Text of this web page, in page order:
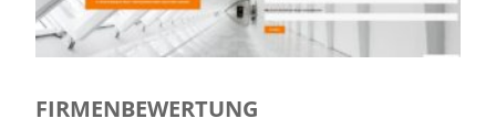
FIRMENBEWERTUNG